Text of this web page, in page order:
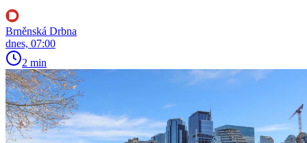
Brněnská Drbna
dnes, 07:00
2 min